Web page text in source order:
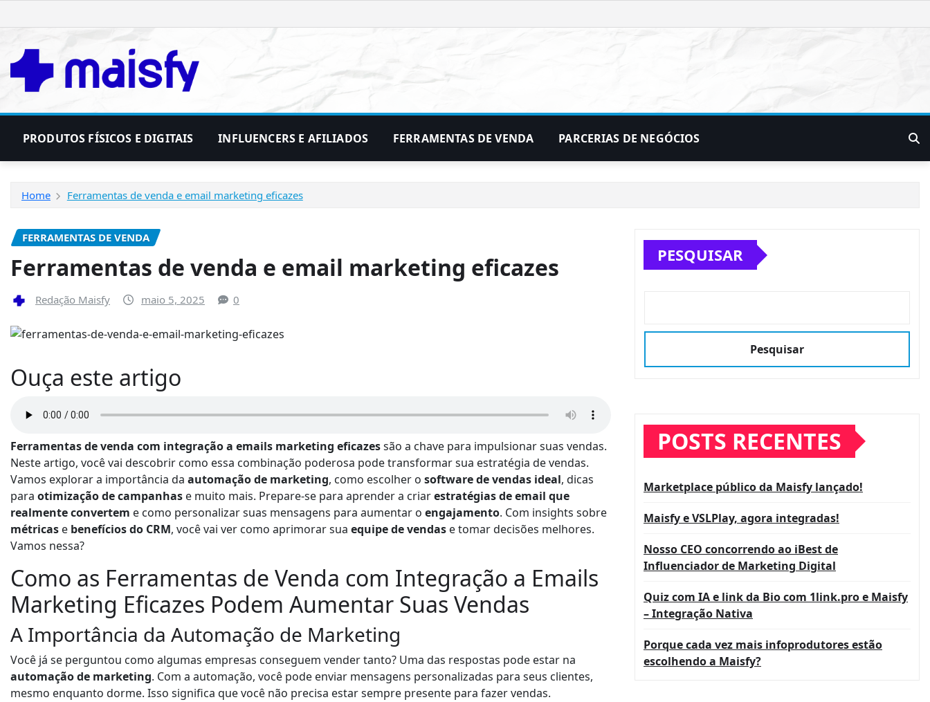
to
PRODUTOS FÍSICOS E DIGITAIS INFLUENCERS E AFILIADOS FERRAMENTAS DE VENDA PARCERIAS DE NEGÓCIOS
Home Ferramentas de venda e email marketing eficazes
FERRAMENTAS DE VENDA
Ferramentas de venda e email marketing eficazes
Redação Maisfy maio 5, 2025 0
Ouça este artigo
Ferramentas de venda com integração a emails marketing eficazessão a chave para impulsionar suas vendas.
Neste artigo, você vai descobrir como essa combinação poderosa pode transformar sua estratégia de vendas.
Vamos explorar a importância da automação de marketing, como escolher o software de vendas ideal, dicas
para otimização de campanhas e muito mais. Prepare-se para aprender a criarestratégias de email que
realmente convertem e como personalizar suas mensagens para aumentar o engajamento. Com insights sobre
métricas e benefícios do CRM, você vai ver como aprimorar sua equipe de vendas e tomar decisões melhores.
Vamos nessa?
Como as Ferramentas de Venda com Integração a Emails
Marketing Eficazes Podem Aumentar Suas Vendas
A Importância da Automação de Marketing
Você já se perguntou como algumas empresas conseguem vender tanto? Uma das respostas pode estar na
automação de marketing. Com a automação, você pode enviar mensagens personalizadas para seus clientes,
mesmo enquanto dorme. Isso significa que você não precisa estar sempre presente para fazer vendas.
PESQUISAR
Pesquisar
POSTS RECENTES
Marketplace público da Maisfy lançado!
Maisfy e VSLPlay, agora integradas!
Nosso CEO concorrendo ao iBest de
Influenciador de Marketing Digital
Quiz com IA e link da Bio com 1link.pro e Maisfy
– Integração Nativa
Porque cada vez mais infoprodutores estão
escolhendo a Maisfy?